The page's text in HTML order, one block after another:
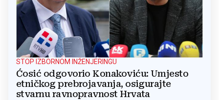
STOP IZBORNOM INŽENJERINGU
Ćosić odgovorio Konakoviću: Umjesto
etničkog prebrojavanja, osigurajte
stvarnu ravnopravnost Hrvata